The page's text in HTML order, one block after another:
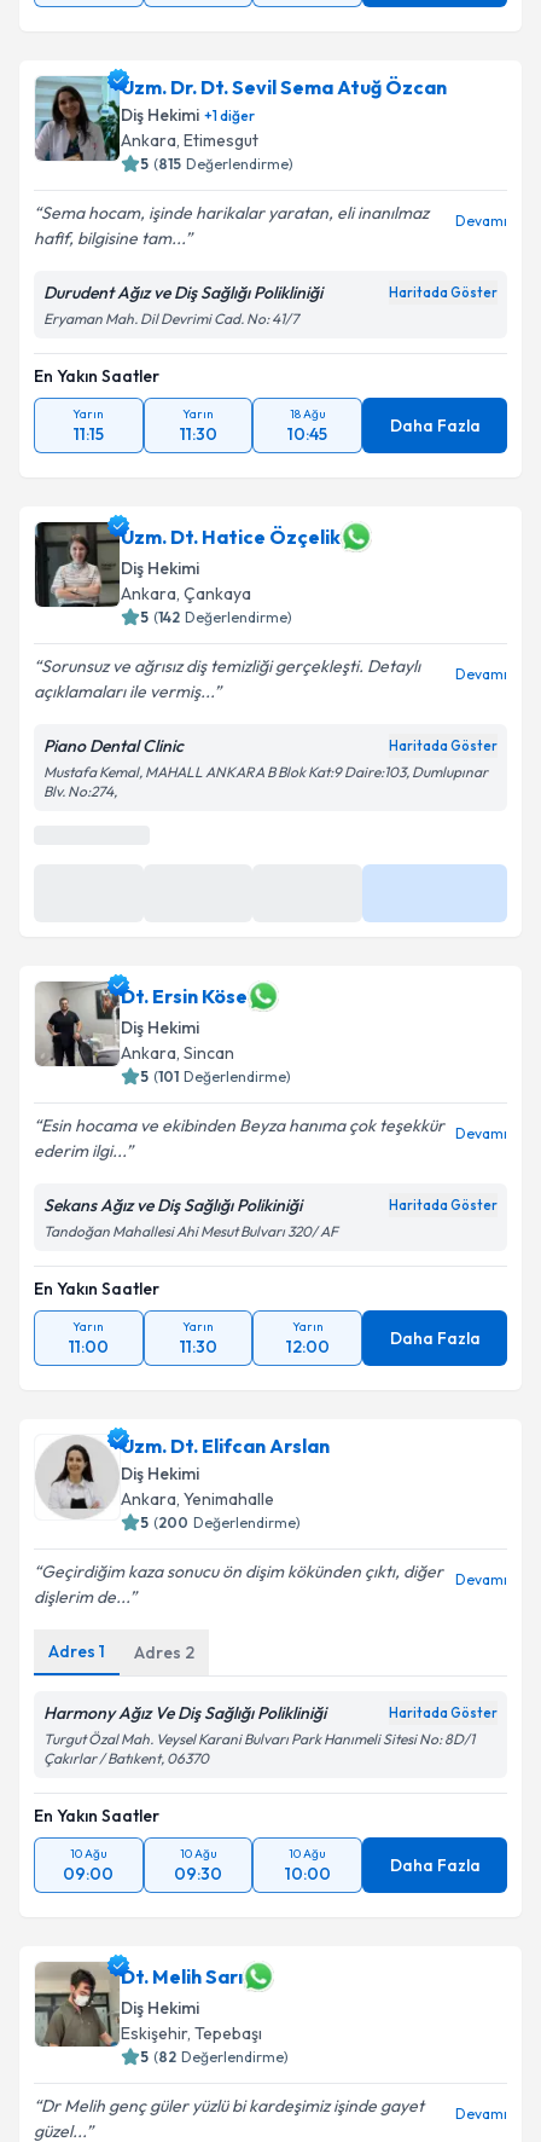
Uzm. Dr. Dt. Sevil Sema Atuğ Özcan
Diş Hekimi +1diğer
Ankara, Etimesgut
5 (815 Değerlendirme)
Sema hocam, işinde harikalar yaratan, eli inanılmaz
hafif, bilgisine tam...
Devamı
Durudent Ağız ve Diş Sağlığı Polikliniği Haritada Göster
Eryaman Mah. Dil Devrimi Cad. No: 41/7
En Yakın Saatler
Yarın
11:15
Yarın
11:30
18 Ağu
10:45 Daha Fazla
Uzm. Dt. Hatice Özçelik
Diş Hekimi
Ankara, Çankaya
5 (142 Değerlendirme)
Sorunsuz ve ağrısız diş temizliği gerçekleşti. Detaylı
açıklamaları ile vermiş...
Devamı
Piano Dental Clinic Haritada Göster
Mustafa Kemal, MAHALL ANKARA B Blok Kat:9 Daire:103, Dumlupınar
Blv. No:274,
Dt. Ersin Köse
Diş Hekimi
Ankara, Sincan
5 (101 Değerlendirme)
Esin hocama ve ekibinden Beyza hanıma çok teşekkür
ederim ilgi...
Devamı
Sekans Ağız ve Diş Sağlığı Polikiniği Haritada Göster
Tandoğan Mahallesi Ahi Mesut Bulvarı 320/ AF
En Yakın Saatler
Yarın
11:00
Yarın
11:30
Yarın
12:00 Daha Fazla
Uzm. Dt. Elifcan Arslan
Diş Hekimi
Ankara, Yenimahalle
5 (200 Değerlendirme)
Geçirdiğim kaza sonucu ön dişim kökünden çıktı, diğer
dişlerim de...
Devamı
Adres 1 Adres 2
Harmony Ağız Ve Diş Sağlığı Polikliniği Haritada Göster
Turgut Özal Mah. Veysel Karani Bulvarı Park Hanımeli Sitesi No: 8D/1
Çakırlar / Batıkent, 06370
En Yakın Saatler
10 Ağu
09:00
10 Ağu
09:30
10 Ağu
10:00 Daha Fazla
Dt. Melih Sarı
Diş Hekimi
Eskişehir, Tepebaşı
5 (82 Değerlendirme)
Dr Melih genç güler yüzlü bi kardeşimiz işinde gayet
güzel...
Devamı